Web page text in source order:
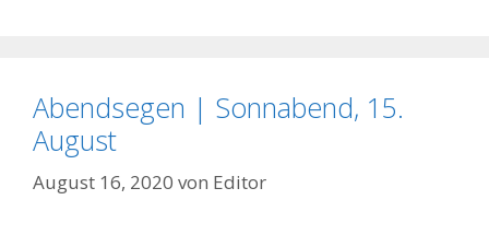
Abendsegen | Sonnabend, 15.
August
August 16, 2020 von Editor